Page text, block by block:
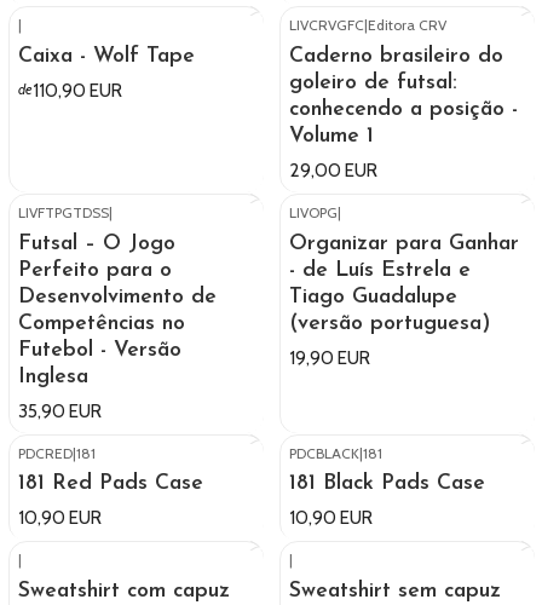
|
Caixa - Wolf Tape
de110,90 EUR
LIVCRVGFC|Editora CRV
Caderno brasileiro do
goleiro de futsal:
conhecendo a posição -
Volume 1
29,00 EUR
LIVFTPGTDSS|
Futsal – O Jogo
Perfeito para o
Desenvolvimento de
Competências no
Futebol - Versão
Inglesa
35,90 EUR
LIVOPG|
Organizar para Ganhar
- de Luís Estrela e
Tiago Guadalupe
(versão portuguesa)
19,90 EUR
PDCRED|181
181 Red Pads Case
10,90 EUR
PDCBLACK|181
181 Black Pads Case
10,90 EUR
|
Sweatshirt com capuz
|
Sweatshirt sem capuz